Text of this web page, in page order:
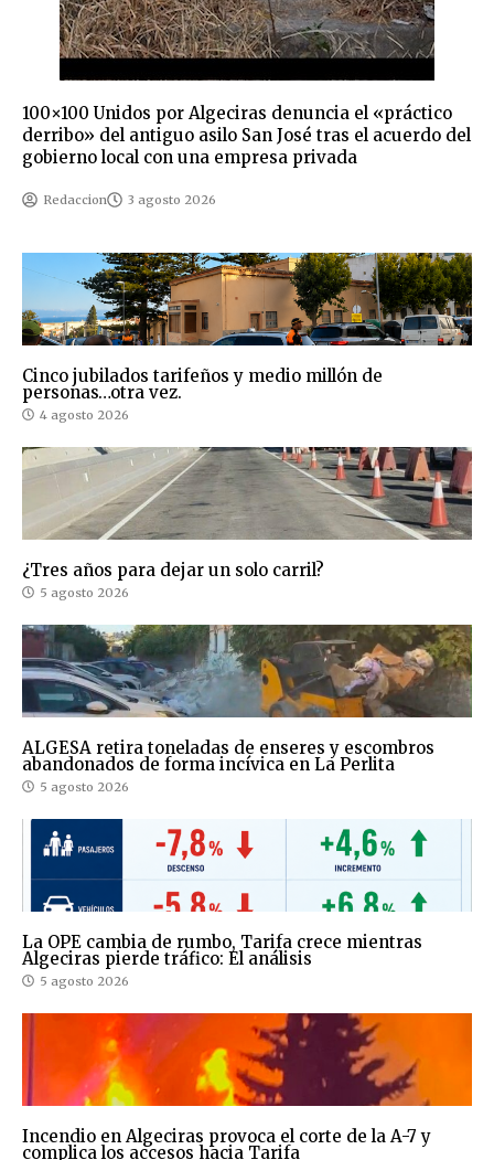
100×100 Unidos por Algeciras denuncia el «práctico
derribo» del antiguo asilo San José tras el acuerdo del
gobierno local con una empresa privada
Redaccion 3 agosto 2026
Cinco jubilados tarifeños y medio millón de
personas…otra vez.
4 agosto 2026
¿Tres años para dejar un solo carril?
5 agosto 2026
ALGESA retira toneladas de enseres y escombros
abandonados de forma incívica en La Perlita
5 agosto 2026
La OPE cambia de rumbo, Tarifa crece mientras
Algeciras pierde tráfico: El análisis
5 agosto 2026
Incendio en Algeciras provoca el corte de la A-7 y
complica los accesos hacia Tarifa